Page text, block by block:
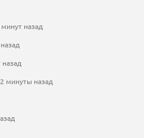
назад
минуты назад